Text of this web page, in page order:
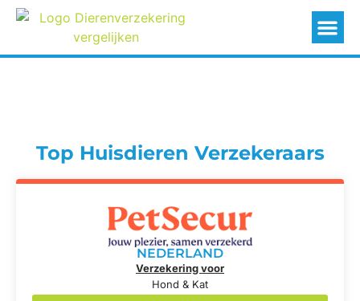
Top Huisdieren Verzekeraars
NEDERLAND
Verzekering voor
Hond & Kat